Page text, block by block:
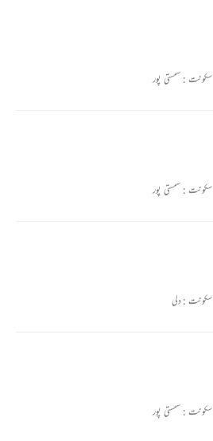
سکونت : سمستی پور
سکونت : سمستی پور
سکونت :دلی
سکونت : سمستی پور